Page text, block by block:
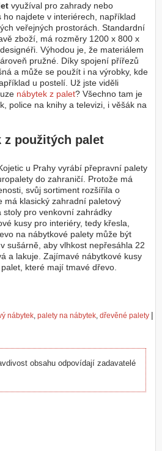
využíval pro zahrady nebo
najdete v interiérech, například
veřejných prostorách. Standardní
zboží, má rozměry 1200 x 800 x
Výhodou je, že materiálem
pružné. Díky spojení přířezů
a může se použít i na výrobky, kde
u postelí. Už jste viděli
nábytek z palet? Všechno tam je
police na knihy a televizi, i věšák na
použitých palet
u Prahy vyrábí přepravní palety
do zahraničí. Protože má
svůj sortiment rozšířila o
má klasický zahradní paletový
stoly pro venkovní zahrádky
kusy pro interiéry, tedy křesla,
na nábytkové palety může být
sušárně, aby vlhkost nepřesáhla 22
a lakuje. Zajímavé nábytkové kusy
které mají tmavé dřevo.
nábytek, palety na nábytek, dřevěné palety |
obsahu odpovídají zadavatelé